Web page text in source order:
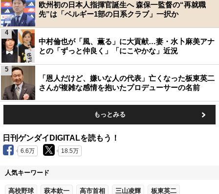
欧州初の日本人指揮官誕生へ 森保一監督の“再就職
先”は「ベルギー1部の日系クラブ」一択か
中村倫也が「風、薫る」に大貢献…妻・水卜麻美アナ
との「ずっと仲良く」「にこやかな」近況
4
「恩人だけど、嫌いな人の代表」亡くなった板東英二
さんが複雑な感情を抱いたプロデューサーの名前
5
もっとみる
日刊ゲンダイDIGITALを読もう！
6.6万 18.5万
人気キーワード
高校野球 萩本欽一 高市首相 三山凌輝 板東英二